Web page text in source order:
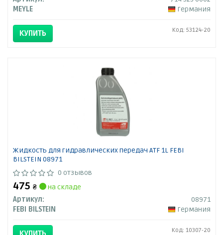
MEYLE
Германия
КУПИТЬ Код: 53124-20
Жидкость для гидравлических передач ATF 1L FEBI
BILSTEIN 08971
0 отзывов
475 ₴
на складе
Артикул:
08971
FEBI BILSTEIN
Германия
Код: 10307-20